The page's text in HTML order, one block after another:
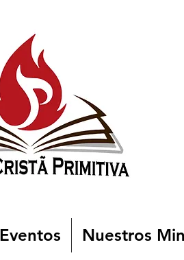
Eventos Nuestros